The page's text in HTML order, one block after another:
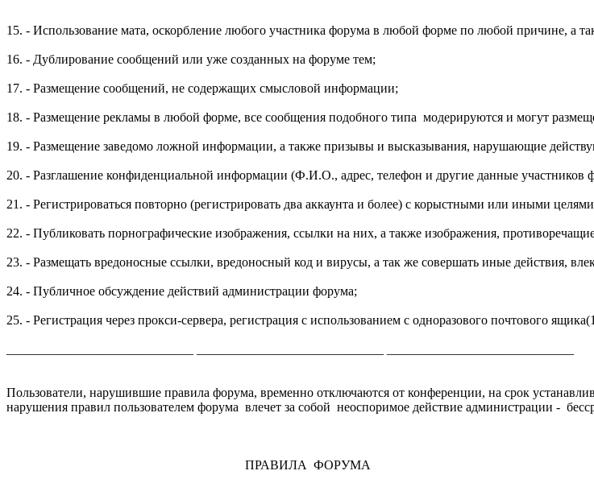
15. - Использование мата, оскорбление любого участника форума в любой форме по любой причине, а
16. - Дублирование сообщений или уже созданных на форуме тем;
17. - Размещение сообщений, не содержащих смысловой информации;
18. - Размещение рекламы в любой форме, все сообщения подобного типа модерируются и могут
19. - Размещение заведомо ложной информации, а также призывы и высказывания, нарушающие
20. - Разглашение конфиденциальной информации (Ф.И.О., адрес, телефон и другие данные
21. - Регистрироваться повторно (регистрировать два аккаунта и более) с корыстными или иными
22. - Публиковать порнографические изображения, ссылки на них, а также изображения,
23. - Размещать вредоносные ссылки, вредоносный код и вирусы, а так же совершать иные действия,
24. - Публичное обсуждение действий администрации форума;
25. - Регистрация через прокси-сервера, регистрация с использованием с одноразового почтового
Пользователи, нарушившие правила форума, временно отключаются от конференции, на срок
нарушения правил пользователем форума влечет за собой неоспоримое действие администрации -
ПРАВИЛА ФОРУМА